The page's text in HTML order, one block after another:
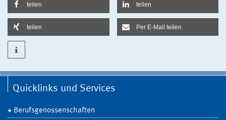
teilen teilen
teilen Per E-Mail teilen
Quicklinks und Services
Berufsgenossenschaften